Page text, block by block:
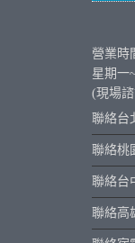
營業時
星期一
(現場
聯絡台
聯絡桃
聯絡台
聯絡高